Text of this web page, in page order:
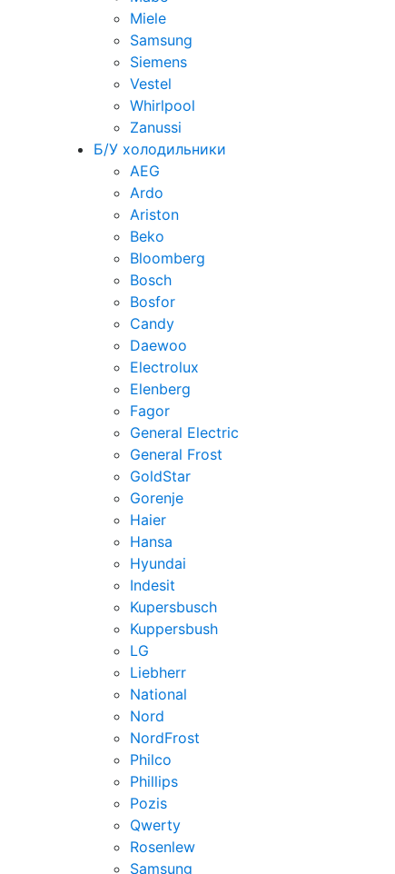
Miele
Samsung
Siemens
Vestel
Whirlpool
Zanussi
Б/У холодильники
AEG
Ardo
Ariston
Beko
Bloomberg
Bosch
Bosfor
Candy
Daewoo
Electrolux
Elenberg
Fagor
General Electric
General Frost
GoldStar
Gorenje
Haier
Hansa
Hyundai
Indesit
Kupersbusch
Kuppersbush
LG
Liebherr
National
Nord
NordFrost
Philco
Phillips
Pozis
Qwerty
Rosenlew
Samsung